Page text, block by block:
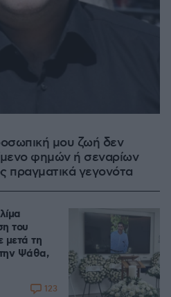
μου ζωή δεν
φημών ή σεναρίων
πραγματικά γεγονότα
του
μετά τη
Ψάθα,
123